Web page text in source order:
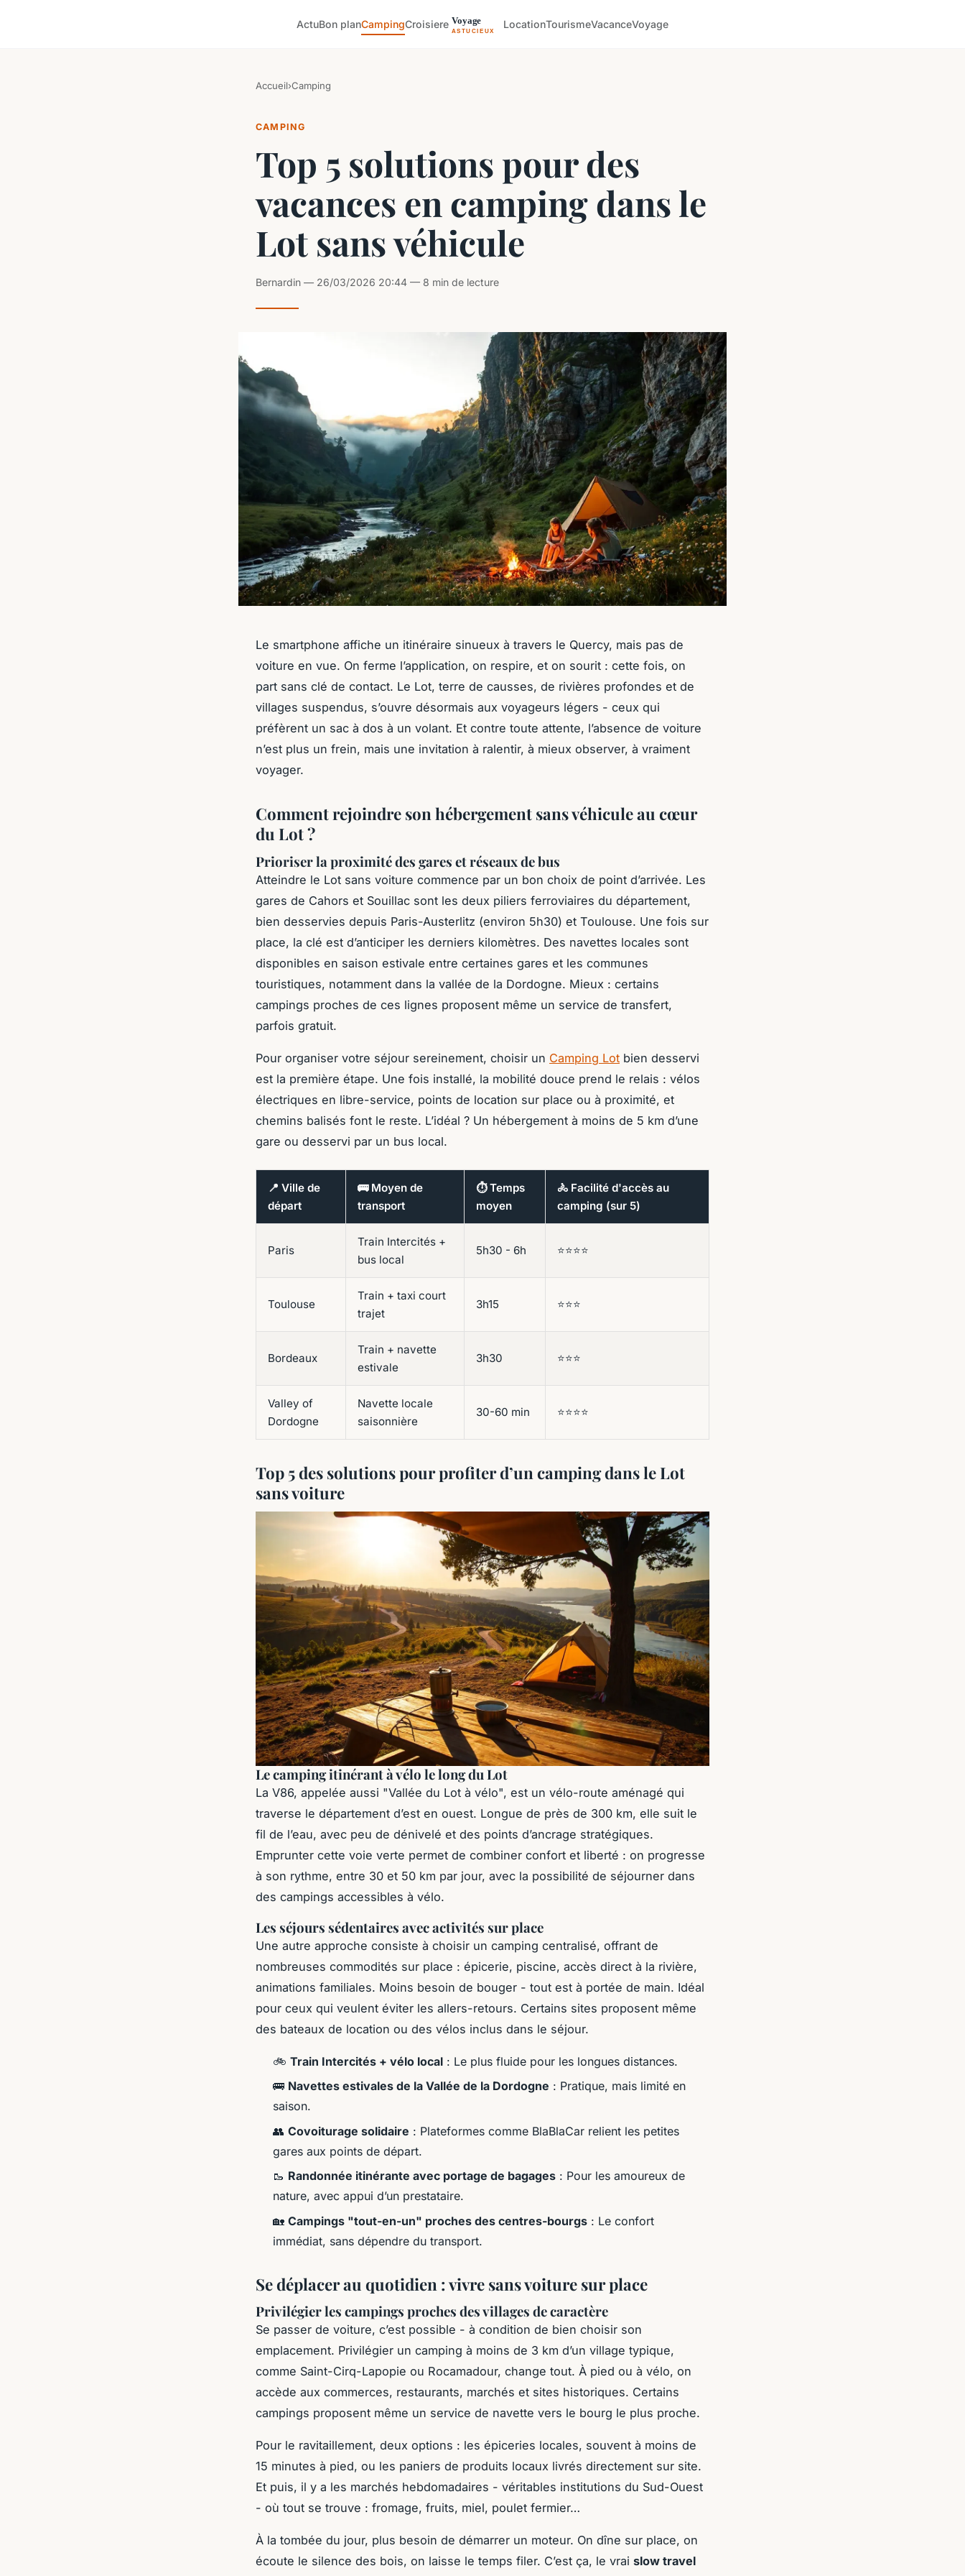
ActuBon planCampingCroisiere LocationTourismeVacanceVoyage
Accueil›Camping
CAMPING
Top 5 solutions pour des
vacances en camping dans le
Lot sans véhicule
Bernardin — 26/03/2026 20:44 — 8 min de lecture
Le smartphone affiche un itinéraire sinueux à travers le Quercy, mais pas de
voiture en vue. On ferme l’application, on respire, et on sourit : cette fois, on
part sans clé de contact. Le Lot, terre de causses, de rivières profondes et de
villages suspendus, s’ouvre désormais aux voyageurs légers - ceux qui
préfèrent un sac à dos à un volant. Et contre toute attente, l’absence de voiture
n’est plus un frein, mais une invitation à ralentir, à mieux observer, à vraiment
voyager.
Comment rejoindre son hébergement sans véhicule au cœur
du Lot ?
Prioriser la proximité des gares et réseaux de bus
Atteindre le Lot sans voiture commence par un bon choix de point d’arrivée. Les
gares de Cahors et Souillac sont les deux piliers ferroviaires du département,
bien desservies depuis Paris-Austerlitz (environ 5h30) et Toulouse. Une fois sur
place, la clé est d’anticiper les derniers kilomètres. Des navettes locales sont
disponibles en saison estivale entre certaines gares et les communes
touristiques, notamment dans la vallée de la Dordogne. Mieux : certains
campings proches de ces lignes proposent même un service de transfert,
parfois gratuit.
Pour organiser votre séjour sereinement, choisir un Camping Lot bien desservi
est la première étape. Une fois installé, la mobilité douce prend le relais : vélos
électriques en libre-service, points de location sur place ou à proximité, et
chemins balisés font le reste. L’idéal ? Un hébergement à moins de 5 km d’une
gare ou desservi par un bus local.
📍 Ville de
départ
🚌 Moyen de
transport
⏱ Temps
moyen
🚴 Facilité d'accès au
camping (sur 5)
Paris
Train Intercités +
bus local
5h30 - 6h ⭐⭐⭐⭐
Toulouse
Train + taxi court
trajet
3h15 ⭐⭐⭐
Bordeaux
Train + navette
estivale
3h30 ⭐⭐⭐
Valley of
Dordogne
Navette locale
saisonnière
30-60 min ⭐⭐⭐⭐
Top 5 des solutions pour profiter d’un camping dans le Lot
sans voiture
Le camping itinérant à vélo le long du Lot
La V86, appelée aussi "Vallée du Lot à vélo", est un vélo-route aménagé qui
traverse le département d’est en ouest. Longue de près de 300 km, elle suit le
fil de l’eau, avec peu de dénivelé et des points d’ancrage stratégiques.
Emprunter cette voie verte permet de combiner confort et liberté : on progresse
à son rythme, entre 30 et 50 km par jour, avec la possibilité de séjourner dans
des campings accessibles à vélo.
Les séjours sédentaires avec activités sur place
Une autre approche consiste à choisir un camping centralisé, offrant de
nombreuses commodités sur place : épicerie, piscine, accès direct à la rivière,
animations familiales. Moins besoin de bouger - tout est à portée de main. Idéal
pour ceux qui veulent éviter les allers-retours. Certains sites proposent même
des bateaux de location ou des vélos inclus dans le séjour.
🚲 Train Intercités + vélo local : Le plus fluide pour les longues distances.
🚌 Navettes estivales de la Vallée de la Dordogne : Pratique, mais limité en
saison.
👥 Covoiturage solidaire : Plateformes comme BlaBlaCar relient les petites
gares aux points de départ.
🥾 Randonnée itinérante avec portage de bagages : Pour les amoureux de
nature, avec appui d’un prestataire.
🏡 Campings "tout-en-un" proches des centres-bourgs : Le confort
immédiat, sans dépendre du transport.
Se déplacer au quotidien : vivre sans voiture sur place
Privilégier les campings proches des villages de caractère
Se passer de voiture, c’est possible - à condition de bien choisir son
emplacement. Privilégier un camping à moins de 3 km d’un village typique,
comme Saint-Cirq-Lapopie ou Rocamadour, change tout. À pied ou à vélo, on
accède aux commerces, restaurants, marchés et sites historiques. Certains
campings proposent même un service de navette vers le bourg le plus proche.
Pour le ravitaillement, deux options : les épiceries locales, souvent à moins de
15 minutes à pied, ou les paniers de produits locaux livrés directement sur site.
Et puis, il y a les marchés hebdomadaires - véritables institutions du Sud-Ouest
- où tout se trouve : fromage, fruits, miel, poulet fermier…
À la tombée du jour, plus besoin de démarrer un moteur. On dîne sur place, on
écoute le silence des bois, on laisse le temps filer. C’est ça, le vrai slow travel